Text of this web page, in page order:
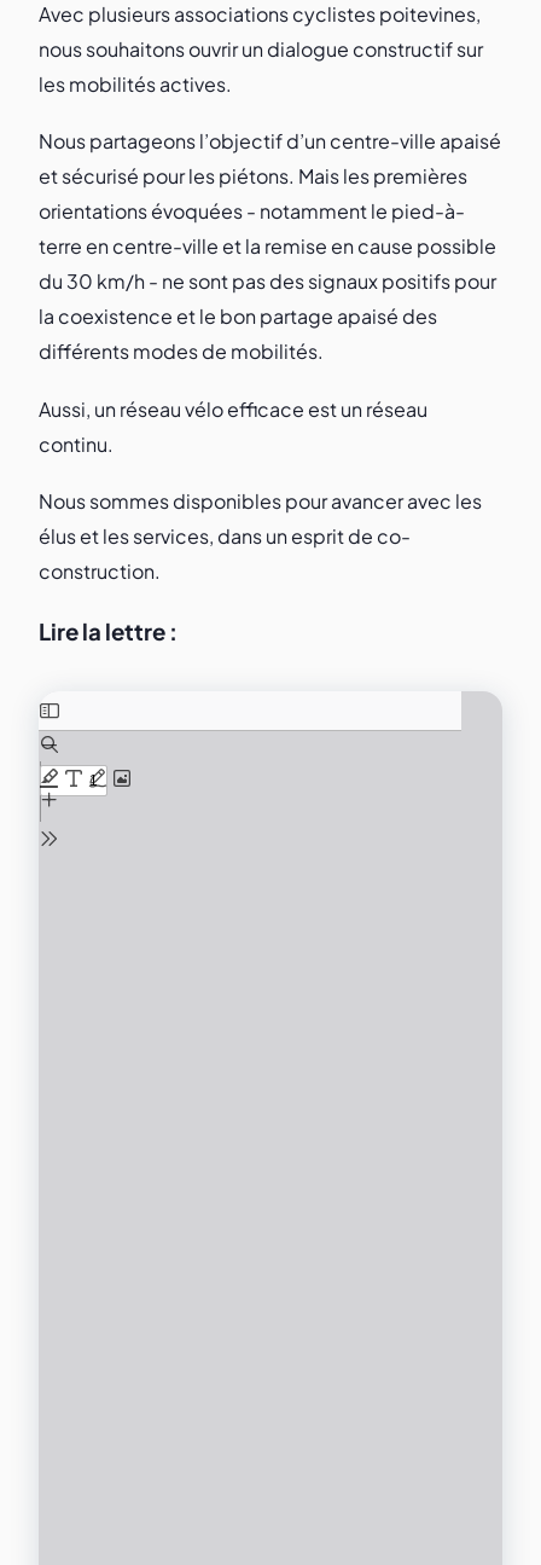
Avec plusieurs associations cyclistes poitevines,
nous souhaitons ouvrir un dialogue constructif sur
les mobilités actives.
Nous partageons l’objectif d’un centre-ville apaisé
et sécurisé pour les piétons. Mais les premières
orientations évoquées - notamment le pied-à-
terre en centre-ville et la remise en cause possible
du 30 km/h - ne sont pas des signaux positifs pour
la coexistence et le bon partage apaisé des
différents modes de mobilités.
Aussi, un réseau vélo efficace est un réseau
continu.
Nous sommes disponibles pour avancer avec les
élus et les services, dans un esprit de co-
construction.
Lire la lettre :